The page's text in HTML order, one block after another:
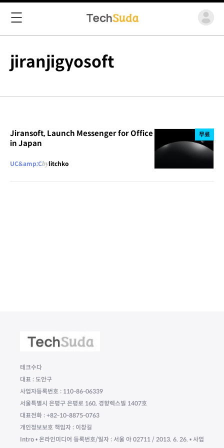
jiranjigyosoft
Jiransoft, Launch Messenger for Office
in Japan
UC&amp;Cbylitchko
무료
테크수다
대표 : 도안구
사업자등록번호 : 110-86-06339
서울특별시 은평구 은평로 160, 경향렉스빌 1407호
대표전화 : +82-10-8875-0763
개인정보보호 책임자 : 이창길
Intro • 온라인미디어 등록번호/일자 : 서울 아 02711 / 2013. 6. 26. • 사업